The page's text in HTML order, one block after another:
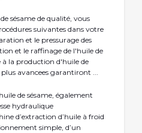
sésame de qualité, vous
suivantes dans votre
et le pressurage des
et le raffinage de l'huile de
à la production d'huile de
plus avancees garantiront ...
de sésame, également
hydraulique
d’extraction d’huile à froid
simple, d’un